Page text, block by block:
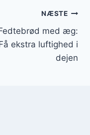
NÆSTE
med æg:
ekstra luftighed i
dejen